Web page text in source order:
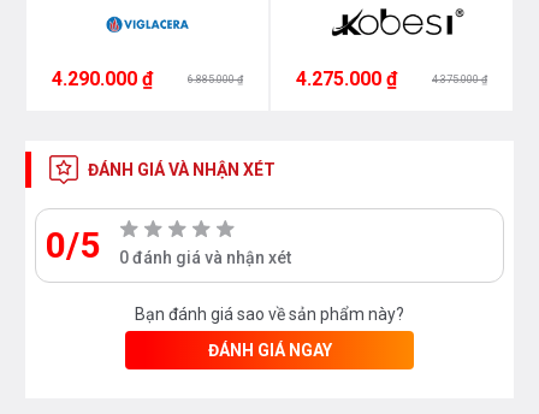
4.290.000 ₫ 6.885.000 ₫ 4.275.000 ₫ 4.375.000 ₫
ĐÁNH GIÁ VÀ NHẬN XÉT
0/5 0 đánh giá và nhận xét
Bạn đánh giá sao về sản phẩm này?
ĐÁNH GIÁ NGAY